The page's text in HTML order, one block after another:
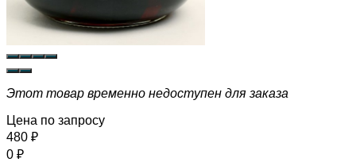
Этот товар временно недоступен для заказа
Цена по запросу
480 ₽
0 ₽